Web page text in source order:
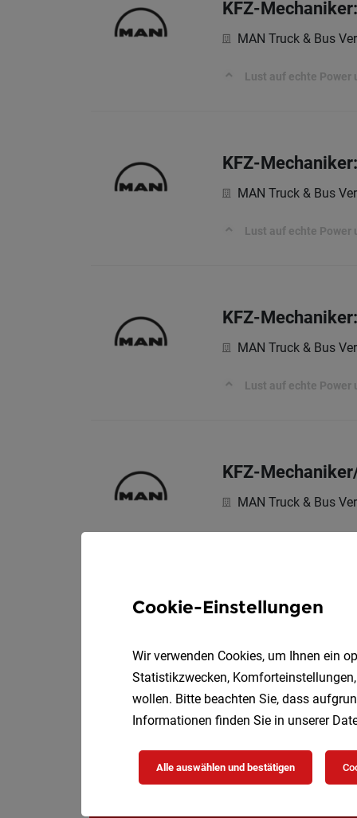
KFZ-
MAN Truck & Bus
Lust auf echte Power
KFZ-
MAN Truck & Bus
Lust auf echte Power
KFZ-
MAN Truck & Bus
Lust auf echte Power
KFZ-
MAN Truck & Bus
MAN Truck & Bus
Lust auf echte Power
Cookie-Einstellungen
Wir verwenden Cookies, um Ihnen ein
Statistikzwecken,
wollen. Bitte beachten Sie, dass
Informationen finden Sie in unserer
Alle auswählen und bestätigen